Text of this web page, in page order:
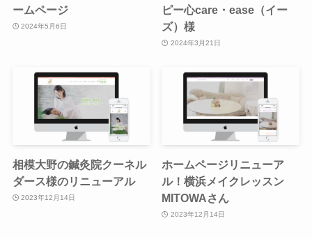
ームページ
2024年5月6日
ピー心care・ease（イー
ズ）様
2024年3月21日
相模大野の鍼灸院クーネル
ダース様のリニューアル
2023年12月14日
ホームページリニューア
ル！横浜メイクレッスン
MITOWAさん
2023年12月14日